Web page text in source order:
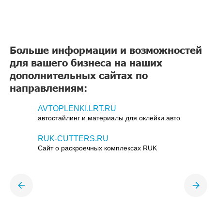
Больше информации и возможностей
для вашего бизнеса на наших
дополнительных сайтах по
направлениям:
AVTOPLENKI.LRT.RU
автостайлинг и материалы для оклейки авто
RUK-CUTTERS.RU
Сайт о раскроечных комплексах RUK